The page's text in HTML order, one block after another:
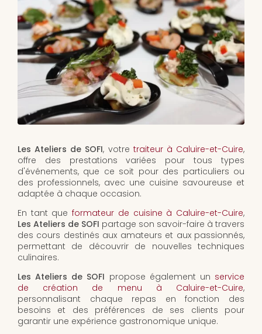
Les Ateliers de SOFI, votre traiteur à Caluire-et-Cuire,
offre des prestations variées pour tous types
d'événements, que ce soit pour des particuliers ou
des professionnels, avec une cuisine savoureuse et
adaptée à chaque occasion.
En tant queformateur de cuisine à Caluire-et-Cuire,
Les Ateliers de SOFI partage son savoir-faire à travers
des cours destinés aux amateurs et aux passionnés,
permettant de découvrir de nouvelles techniques
culinaires.
Les Ateliers de SOFI propose également un service
de création de menu à Caluire-et-Cuire,
personnalisant chaque repas en fonction des
besoins et des préférences de ses clients pour
garantir une expérience gastronomique unique.